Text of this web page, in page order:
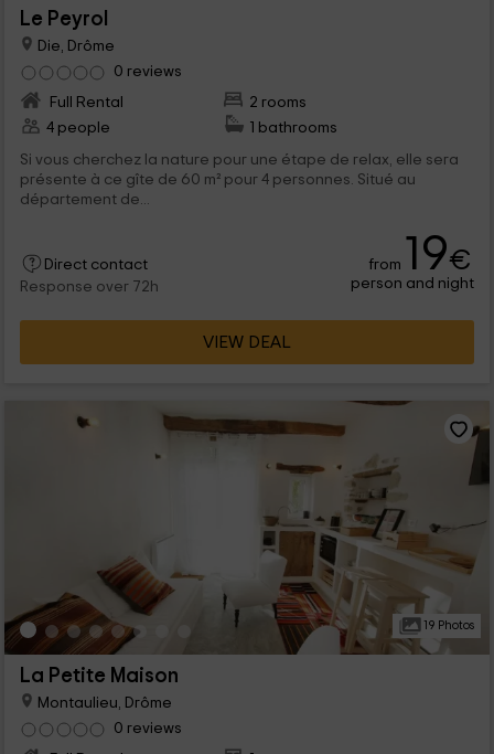
Le Peyrol
Die, Drôme
0 reviews
Full Rental
2 rooms
4 people
1 bathrooms
Si vous cherchez la nature pour une étape de relax, elle sera
présente à ce gîte de 60 m² pour 4 personnes. Situé au
département de...
Direct contact
Response over 72h
from 19€
person and night
VIEW DEAL
19 Photos
La Petite Maison
Montaulieu, Drôme
0 reviews